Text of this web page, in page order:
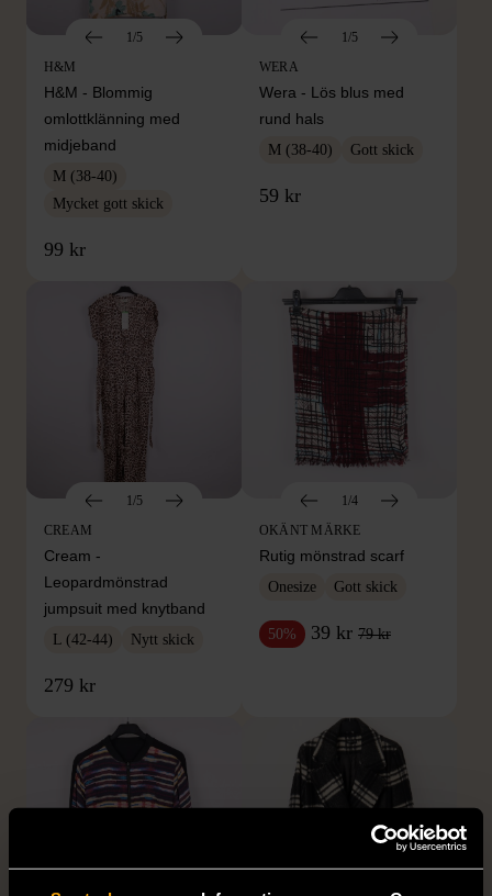
1/5
H&M
H&M - Blommig
omlottklänning med
midjeband
M (38-40)
Mycket gott skick
99 kr
1/5
WERA
Wera - Lös blus med
rund hals
M (38-40) Gott skick
59 kr
1/5
CREAM
Cream -
Leopardmönstrad
jumpsuit med knytband
L (42-44) Nytt skick
279 kr
1/4
OKÄNT MÄRKE
Rutig mönstrad scarf
Onesize Gott skick
50% 39 kr 79 kr